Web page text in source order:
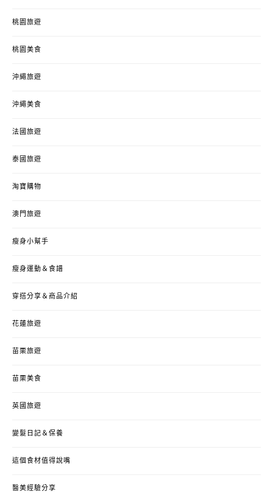
桃園旅遊
桃園美食
沖繩旅遊
沖繩美食
法國旅遊
泰國旅遊
淘寶購物
澳門旅遊
瘦身小幫手
瘦身運動＆食譜
穿搭分享＆商品介紹
花蓮旅遊
苗栗旅遊
苗栗美食
英國旅遊
變髮日記＆保養
這個食材值得說嘴
醫美經驗分享